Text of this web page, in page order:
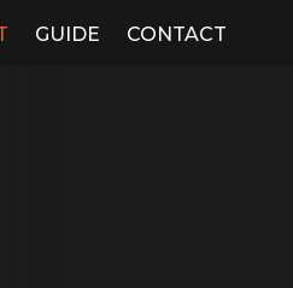
GUIDE CONTACT